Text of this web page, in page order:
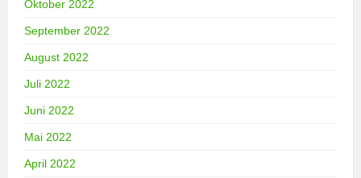
Oktober 2022
September 2022
August 2022
Juli 2022
Juni 2022
Mai 2022
April 2022